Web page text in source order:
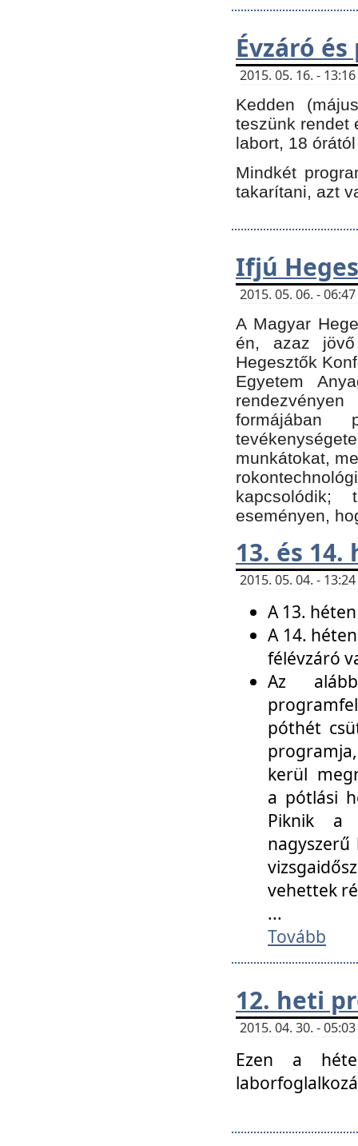
Évzáró
2015. 05. 16. -
Kedden
teszünk rendet
labort, 18
Mindkét
takarítani, azt
Ifjú
2015. 05. 06. -
A Magyar
én, azaz
Hegesztők
Egyetem
formájában
munkátokat,
eseményen,
13. és
2015. 05. 04. -
A 13.
A 14.
félévzáró
Az
póthét
kerül
a pótlási
Piknik a
vehettek
...
Tovább
12. heti
2015. 04. 30. -
Ezen a